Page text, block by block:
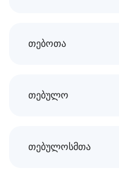
თებოთა
თებულო
თებულოსმთა